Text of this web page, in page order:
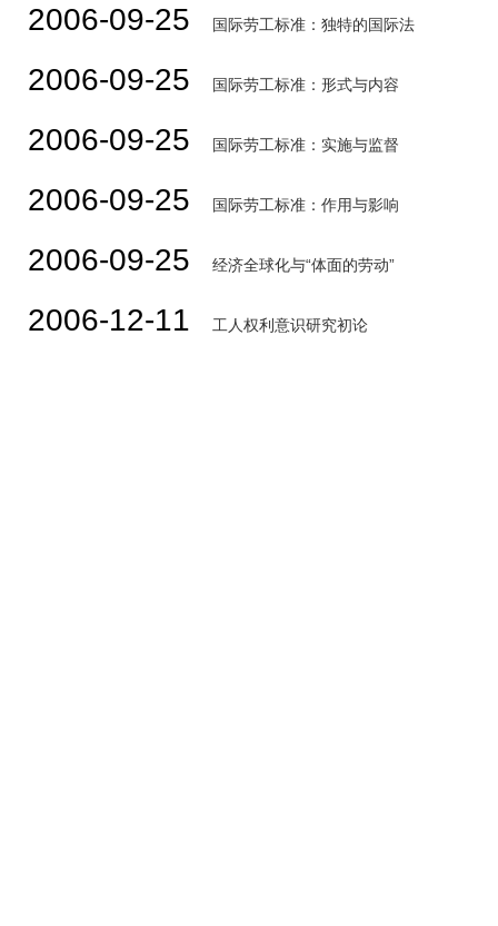
2006-09-25 国际劳工标准：独特的国际法
2006-09-25 国际劳工标准：形式与内容
2006-09-25 国际劳工标准：实施与监督
2006-09-25 国际劳工标准：作用与影响
2006-09-25 经济全球化与“体面的劳动”
2006-12-11 工人权利意识研究初论